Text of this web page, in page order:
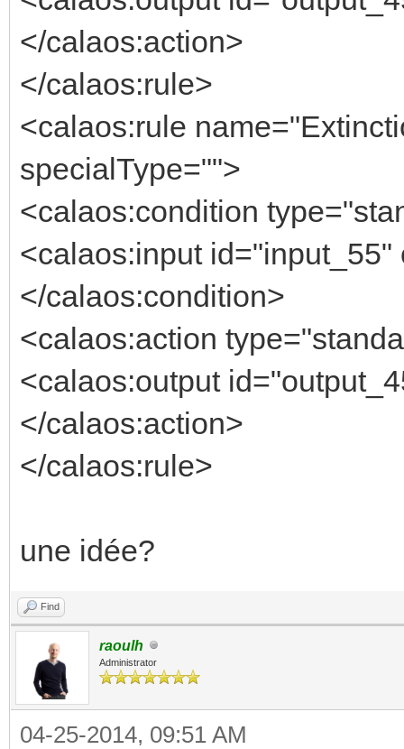
</calaos:action>
</calaos:rule>
<calaos:rule
specialType="">
<calaos:condition
<calaos:input
</calaos:condition>
<calaos:action
<calaos:output
</calaos:action>
</calaos:rule>
une idée?
Find
raoulh
Administrator
04-25-2014, 09:51 AM